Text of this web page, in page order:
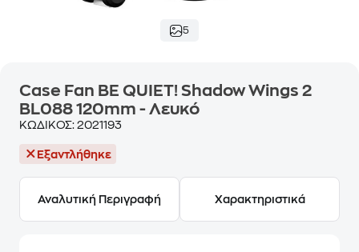
5
Case Fan BE QUIET! Shadow Wings 2
BL088 120mm - Λευκό
ΚΩΔΙΚΟΣ: 2021193
Εξαντλήθηκε
Αναλυτική Περιγραφή Χαρακτηριστικά